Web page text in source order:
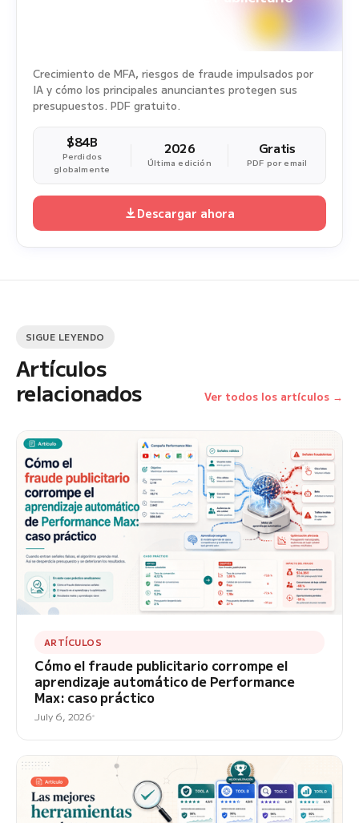
Crecimiento de MFA, riesgos de fraude impulsados por
IA y cómo los principales anunciantes protegen sus
presupuestos. PDF gratuito.
$84B
Perdidos
globalmente
2026
Última edición
Gratis
PDF por email
Descargar ahora
SIGUE LEYENDO
Artículos
relacionados
Ver todos los artículos →
ARTÍCULOS
Cómo el fraude publicitario corrompe el
aprendizaje automático de Performance
Max: caso práctico
July 6, 2026